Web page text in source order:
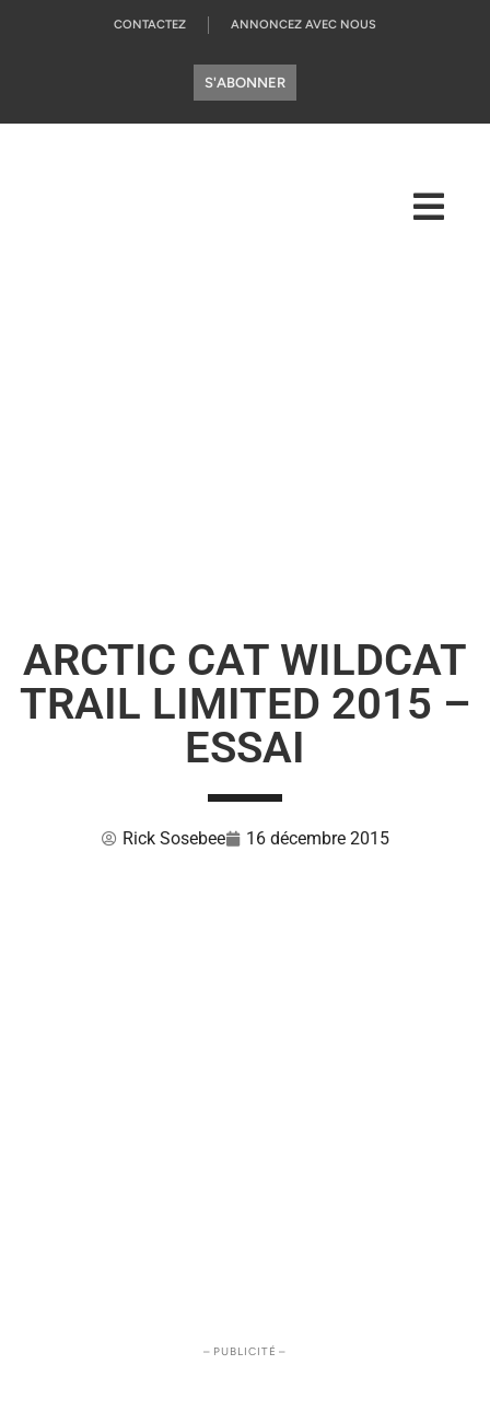
CONTACTEZ ANNONCEZ AVEC NOUS
S'ABONNER
ARCTIC CAT WILDCAT
TRAIL LIMITED 2015 –
ESSAI
Rick Sosebee 16 décembre 2015
– PUBLICITÉ –